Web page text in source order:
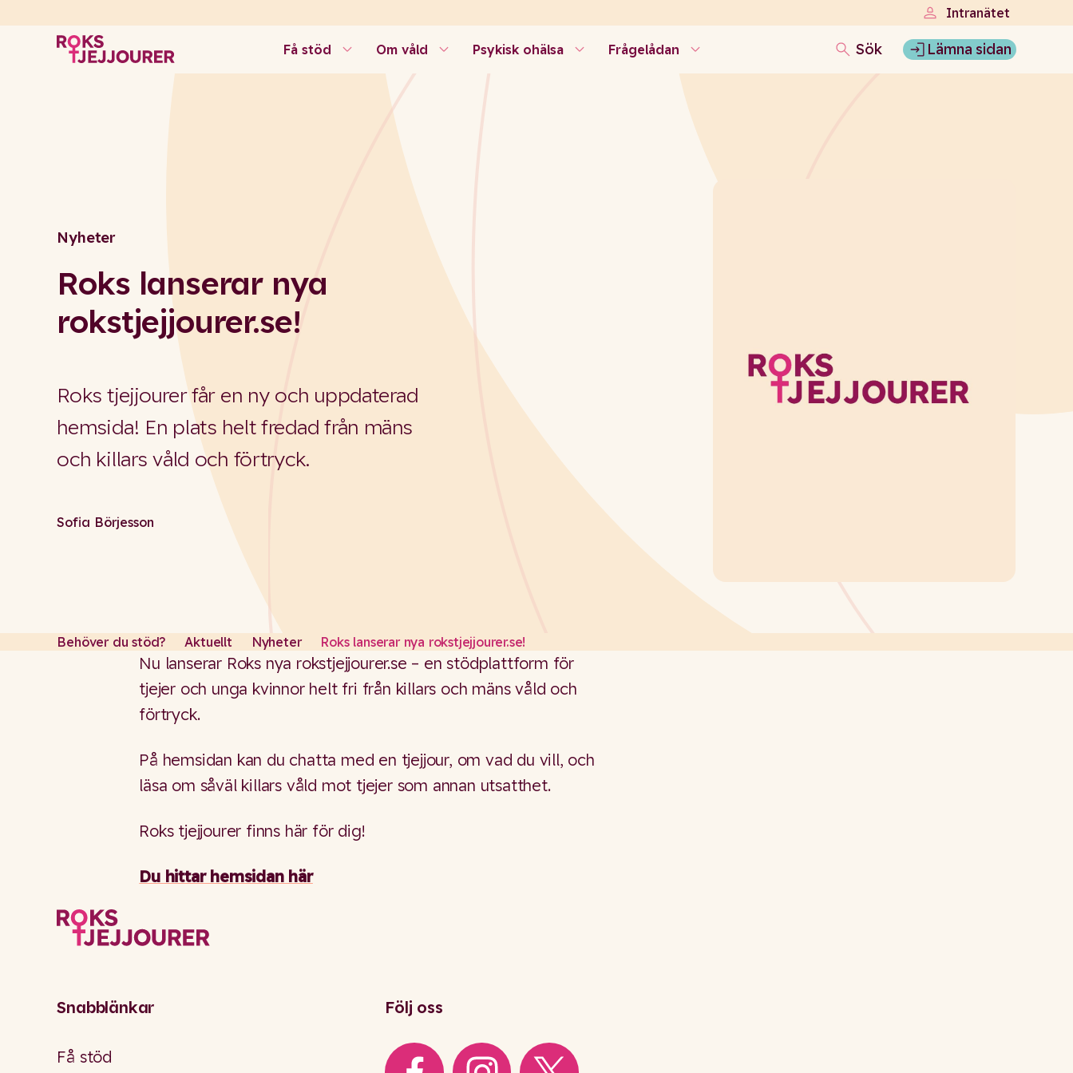
Få stöd Om våld Psykisk ohälsa Frågelådan Sök Lämna sidan
Intranätet
Nyheter
Roks lanserar nya
rokstjejjourer.se!
Roks tjejjourer får en ny och uppdaterad
hemsida! En plats helt fredad från mäns
och killars våld och förtryck.
Sofia Börjesson
Behöver du stöd? Aktuellt Nyheter Roks lanserar nya rokstjejjourer.se!
Nu lanserar Roks nya rokstjejjourer.se – en stödplattform för
tjejer och unga kvinnor helt fri från killars och mäns våld och
förtryck.
På hemsidan kan du chatta med en tjejjour, om vad du vill, och
läsa om såväl killars våld mot tjejer som annan utsatthet.
Roks tjejjourer finns här för dig!
Du hittar hemsidan här
Snabblänkar
Få stöd
Följ oss